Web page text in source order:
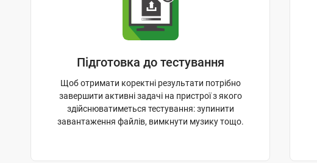
Підготовка до тестування
Щоб отримати коректні результати потрібно
завершити активні задачі на пристрої з якого
здійснюватиметься тестування: зупинити
завантаження файлів, вимкнути музику тощо.